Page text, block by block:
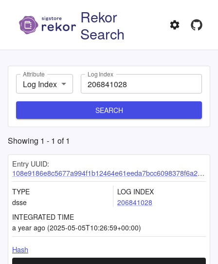
Rekor
Search
Attribute
Log Index
Log Index
SEARCH
Showing 1 - 1 of1
Entry UUID:
108e9186e8c5677a994f1b12464e61eeda7bcc6098378f6a2390e82eeb11eca1eaf3493e79694155
TYPE
dsse
LOG INDEX
206841028
INTEGRATED TIME
a year ago (2025-05-05T10:26:59+00:00)
Hash